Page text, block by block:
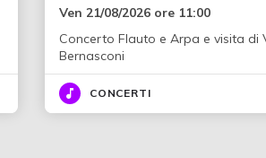
Ven 21/08/2026 ore 11:00
Concerto Flauto e Arpa e visita di
Bernasconi
CONCERTI